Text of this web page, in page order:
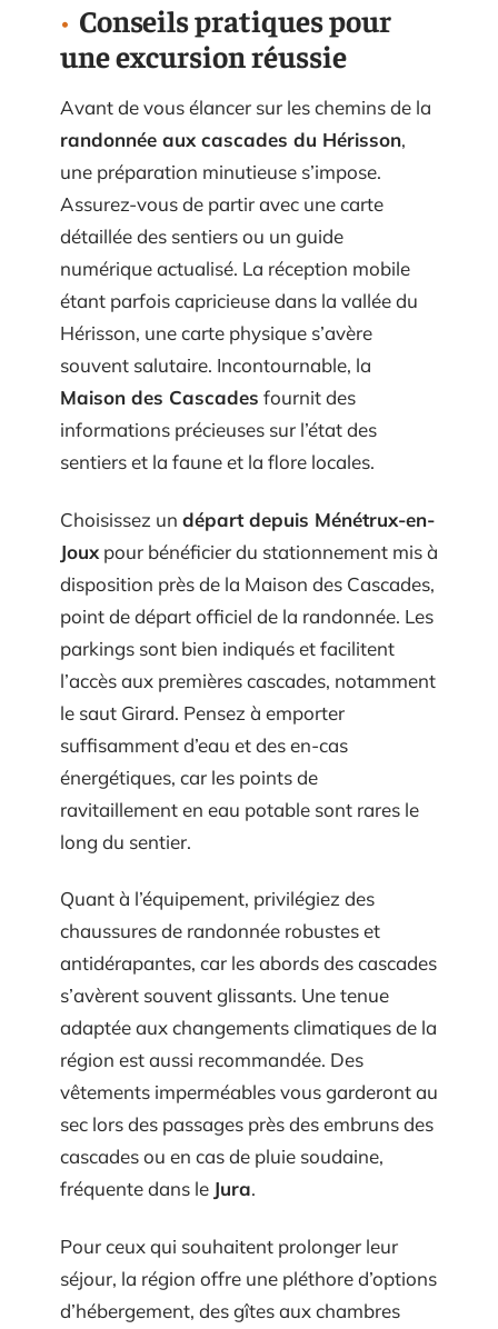
Conseils pratiques pour
une excursion réussie
Avant de vous élancer sur les chemins de la
randonnée aux cascades du Hérisson,
une préparation minutieuse s’impose.
Assurez-vous de partir avec une carte
détaillée des sentiers ou un guide
numérique actualisé. La réception mobile
étant parfois capricieuse dans la vallée du
Hérisson, une carte physique s’avère
souvent salutaire. Incontournable, la
Maison des Cascades fournit des
informations précieuses sur l’état des
sentiers et la faune et la flore locales.
Choisissez un départ depuis Ménétrux-en-
Joux pour bénéficier du stationnement mis à
disposition près de la Maison des Cascades,
point de départ officiel de la randonnée. Les
parkings sont bien indiqués et facilitent
l’accès aux premières cascades, notamment
le saut Girard. Pensez à emporter
suffisamment d’eau et des en-cas
énergétiques, car les points de
ravitaillement en eau potable sont rares le
long du sentier.
Quant à l’équipement, privilégiez des
chaussures de randonnée robustes et
antidérapantes, car les abords des cascades
s’avèrent souvent glissants. Une tenue
adaptée aux changements climatiques de la
région est aussi recommandée. Des
vêtements imperméables vous garderont au
sec lors des passages près des embruns des
cascades ou en cas de pluie soudaine,
fréquente dans le Jura.
Pour ceux qui souhaitent prolonger leur
séjour, la région offre une pléthore d’options
d’hébergement, des gîtes aux chambres